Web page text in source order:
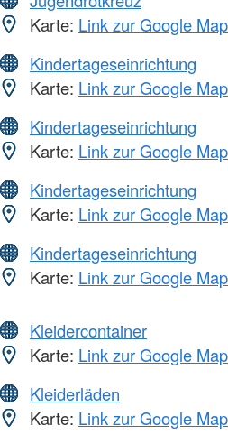
Karte: Link zur Google
Kindertageseinrichtung
Karte: Link zur Google
Kindertageseinrichtung
Karte: Link zur Google
Kindertageseinrichtung
Karte: Link zur Google
Kindertageseinrichtung
Karte: Link zur Google
Kleidercontainer
Karte: Link zur Google
Kleiderläden
Karte: Link zur Google